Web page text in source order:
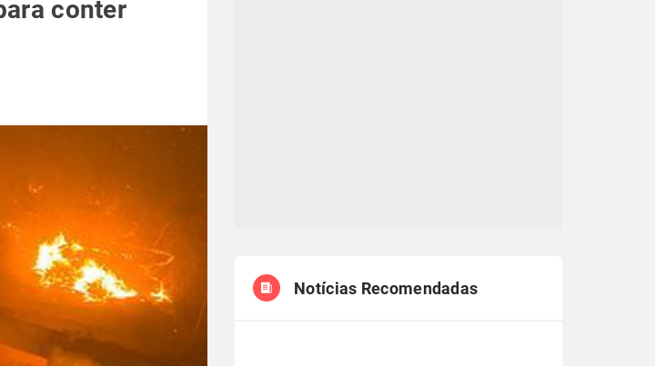
conter
Notícias Recomendadas